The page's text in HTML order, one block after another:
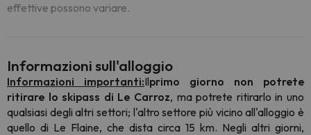
effettive possono variare.
Informazioni sull'alloggio
Informazioni importanti:Ilprimo giorno non potrete
ritirare lo skipass di Le Carroz, ma potrete ritirarlo in uno
qualsiasi degli altri settori; l'altro settore più vicino all'alloggio è
quello di Le Flaine, che dista circa 15 km. Negli altri giorni,